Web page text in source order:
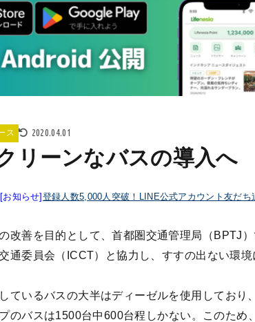
ス 2020.04.01
リーンなバスの導入へ
[お知らせ] 登録人数5,000人突破！LINE公式アカウント友だち
改善を目的として、首都圏交通管理局（BPTJ
通委員会（ICCT）と協力し、すすの出ない環
ているバスの大半はディーゼルを使用しており
のバスは1500台中600台程しかない。このため